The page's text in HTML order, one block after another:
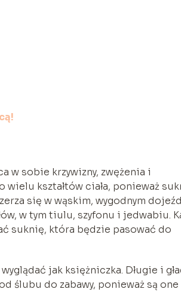
w sobie krzywizny, zwężenia i
kształtów ciała, ponieważ
się w wąskim, wygodnym
w tym tiulu, szyfonu i jedwabiu.
suknię, która będzie pasować do
jak księżniczka. Długie i
ślubu do zabawy, ponieważ są one